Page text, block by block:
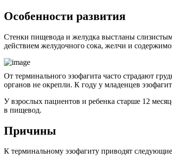
Особенности развития
Стенки пищевода и желудка выстланы
действием желудочного сока, желчи и
От терминального эзофагита часто страдают
органов не окрепли. К году у младенцев
У взрослых пациентов и ребенка старше 12
в пищевод.
Причины
К терминальному эзофагиту приводят